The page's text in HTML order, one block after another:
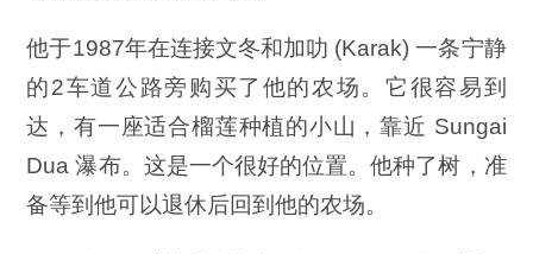
他于1987年在连接文冬和加叻 (Karak) 一条宁静
的2车道公路旁购买了他的农场。它很容易到
达，有一座适合榴莲种植的小山，靠近 Sungai
Dua 瀑布。这是一个很好的位置。他种了树，准
备等到他可以退休后回到他的农场。